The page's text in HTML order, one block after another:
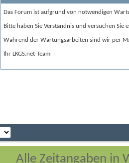
Das Forum ist aufgrund von notwendigen
Bitte haben Sie Verständnis und versuchen Sie
Während der Wartungsarbeiten sind wir per
Ihr LKGS.net-Team
Alle Zeitangaben in